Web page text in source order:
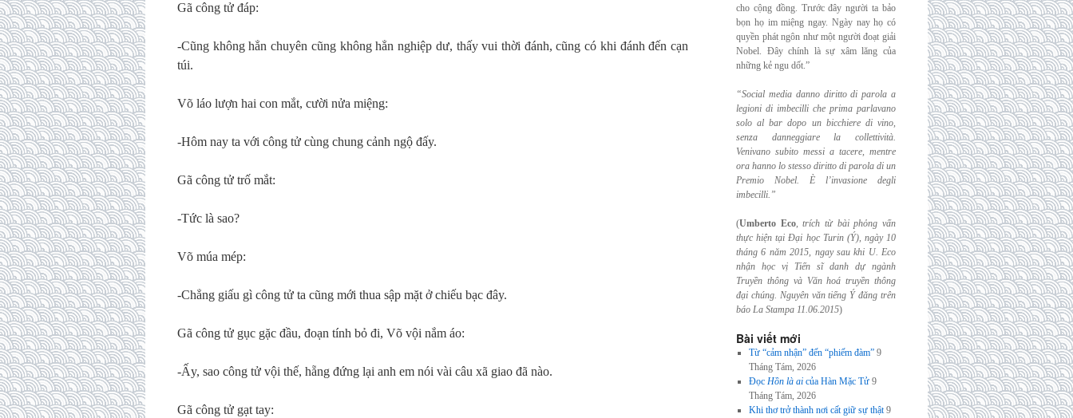
Gã công tử đáp:
-Cũng không hẳn chuyên cũng không hẳn nghiệp dư, thấy vui thời đánh, cũng có khi đánh đến cạn
túi.
Võ láo lượn hai con mắt, cười nửa miệng:
-Hôm nay ta với công tử cùng chung cảnh ngộ đấy.
Gã công tử trố mắt:
-Tức là sao?
Võ múa mép:
-Chẳng giấu gì công tử ta cũng mới thua sập mặt ở chiếu bạc đây.
Gã công tử gục gặc đầu, đoạn tính bỏ đi, Võ vội nắm áo:
-Ấy, sao công tử vội thế, hẵng đứng lại anh em nói vài câu xã giao đã nào.
Gã công tử gạt tay:
cho cộng đồng. Trước đây người ta bảo
bọn họ im miệng ngay. Ngày nay họ có
quyền phát ngôn như một người đoạt giải
Nobel. Đây chính là sự xâm lăng của
những kẻ ngu dốt.”
“Social media danno diritto di parola a
legioni di imbecilli che prima parlavano
solo albar dopo un bicchiere di vino,
senza danneggiare la collettività.
Venivano subito messi a tacere, mentre
ora hanno lo stesso diritto di parola di un
Premio Nobel. È l’invasione degli
imbecilli.”
(Umberto Eco,trích từ bài phỏng vấn
thực hiện tại Đại học Turin (Ý), ngày 10
tháng 6 năm 2015, ngay sau khi U. Eco
nhận học vị Tiến sĩ danh dự ngành
Truyền thông và Văn hoá truyền thông
đại chúng. Nguyên văn tiếng Ý đăng trên
báo La Stampa 11.06.2015)
Bài viết mới
Từ “cảm nhận” đến “phiếm đàm” 9
Tháng Tám, 2026
Đọc Hồn là aicủa Hàn Mặc Tử 9
Tháng Tám, 2026
Khi thơ trở thành nơi cất giữ sự thật 9